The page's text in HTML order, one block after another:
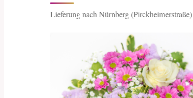
Lieferung nach Nürnberg